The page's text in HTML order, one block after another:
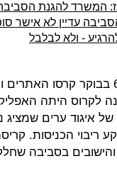
עדיין לא אישר
- ולא לבלבל
כבר דקות אחדות אחרי השעה 6
לקרוס היתה
איגוד ערים שמציג
ריבוי הכניסות.
והישובים בסביבה